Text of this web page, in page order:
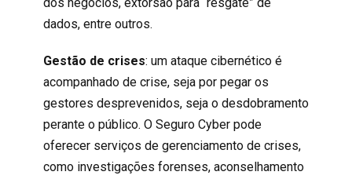
dados, entre outros.
Gestão de crises: um ataque cibernético é
acompanhado de crise, seja por pegar os
gestores desprevenidos, seja o desdobramento
perante o público. O Seguro Cyber pode
oferecer serviços de gerenciamento de crises,
como investigações forenses, aconselhamento